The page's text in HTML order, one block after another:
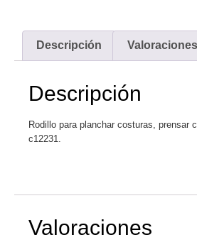
Descripción
Descripción
Rodillo para planchar costuras, prensar
c12231.
Valoraciones